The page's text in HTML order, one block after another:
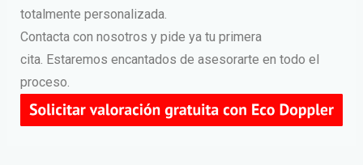
totalmente personalizada.
Contacta con nosotros y pide ya tu primera
cita. Estaremos encantados de asesorarte en todo el
proceso.